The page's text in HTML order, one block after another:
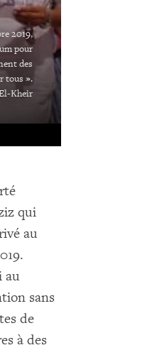
2019,
pour
des
tous ».
Kheir
qui
au
au
sans
de
à des